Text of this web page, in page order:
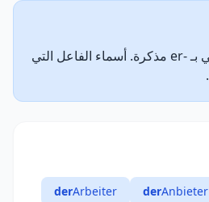
معظم الأسماء التي تنتهي بـ -er مذكرة. أسماء الفاعل التي
derAnbieter
derArbeiter